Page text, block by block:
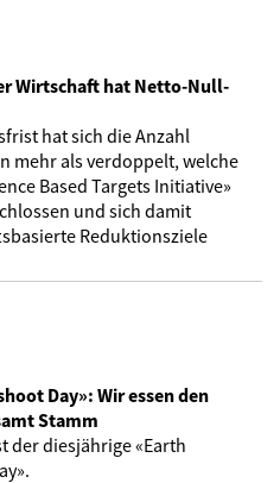
Wirtschaft hat Netto-Null-
hat sich die Anzahl
mehr als verdoppelt, welche
Based Targets Initiative»
und sich damit
Reduktionsziele
Day»: Wir essen den
Stamm
der diesjährige «Earth